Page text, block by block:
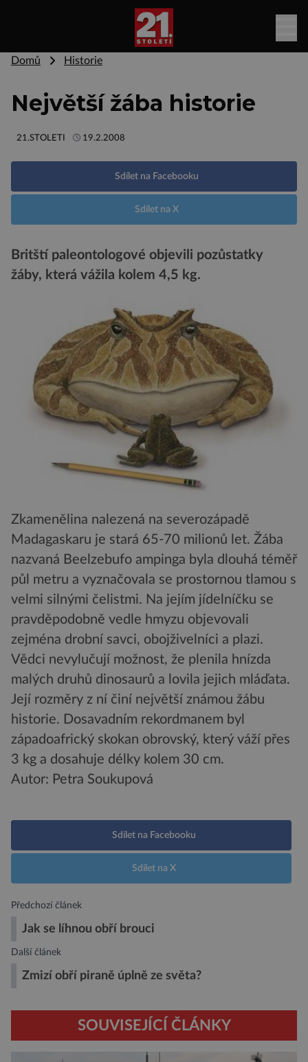
Domů Historie
Největší žába historie
21.STOLETI 19.2.2008
Sdílet na Facebooku
Sdílet na X
Britští paleontologové objevili pozůstatky
žáby, která vážila kolem 4,5 kg.
Zkamenělina nalezená na severozápadě
Madagaskaru je stará 65-70 milionů let. Žába
nazvaná Beelzebufo ampinga byla dlouhá téměř
půl metru a vyznačovala se prostornou tlamou s
velmi silnými čelistmi. Na jejím jídelníčku se
pravděpodobně vedle hmyzu objevovali
zejména drobní savci, obojživelníci a plazi.
Vědci nevylučují možnost, že plenila hnízda
malých druhů dinosaurů a lovila jejich mláďata.
Její rozměry z ní činí největší známou žábu
historie. Dosavadním rekordmanem byl
západoafrický skokan obrovský, který váží přes
3 kg a dosahuje délky kolem 30 cm.
Autor: Petra Soukupová
Sdílet na Facebooku
Sdílet na X
Předchozí článek
Jak se líhnou obří brouci
Další článek
Zmizí obří piraně úplně ze světa?
SOUVISEJÍCÍ ČLÁNKY